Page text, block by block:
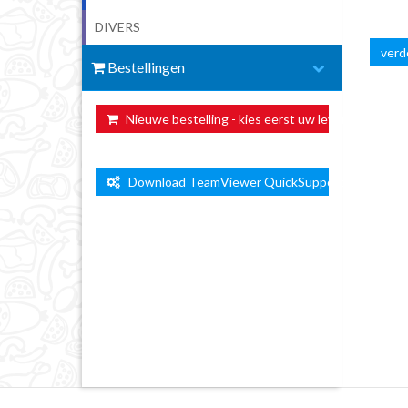
DIVERS
Bestellingen
Nieuwe bestelling - kies eerst uw leverdag ...
Download TeamViewer QuickSupport